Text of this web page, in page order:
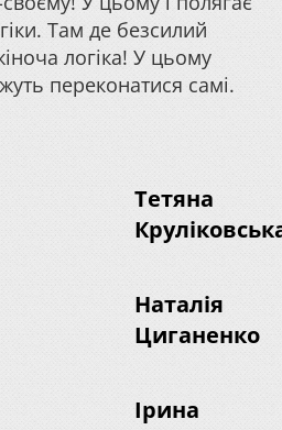
Там де безсилий
логіка! У цьому
переконатися самі.
Тетяна
Наталія
Циганенко
Ірина